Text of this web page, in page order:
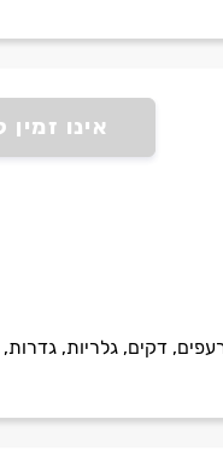
אינו
פרגולות, גגות רעפים, דקים, גלריות,